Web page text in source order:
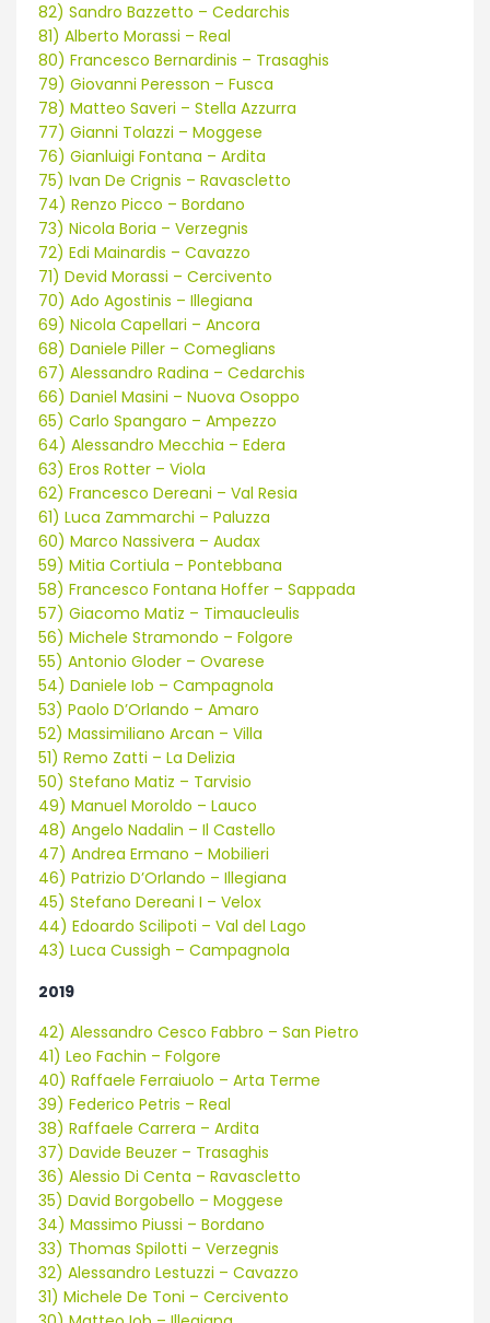
82) Sandro Bazzetto – Cedarchis
81) Alberto Morassi – Real
80) Francesco Bernardinis – Trasaghis
79) Giovanni Peresson – Fusca
78) Matteo Saveri – Stella Azzurra
77) Gianni Tolazzi – Moggese
76) Gianluigi Fontana – Ardita
75) Ivan De Crignis – Ravascletto
74) Renzo Picco – Bordano
73) Nicola Boria – Verzegnis
72) Edi Mainardis – Cavazzo
71) Devid Morassi – Cercivento
70) Ado Agostinis – Illegiana
69) Nicola Capellari – Ancora
68) Daniele Piller – Comeglians
67) Alessandro Radina – Cedarchis
66) Daniel Masini – Nuova Osoppo
65) Carlo Spangaro – Ampezzo
64) Alessandro Mecchia – Edera
63) Eros Rotter – Viola
62) Francesco Dereani – Val Resia
61) Luca Zammarchi – Paluzza
60) Marco Nassivera – Audax
59) Mitia Cortiula – Pontebbana
58) Francesco Fontana Hoffer – Sappada
57) Giacomo Matiz – Timaucleulis
56) Michele Stramondo – Folgore
55) Antonio Gloder – Ovarese
54) Daniele Iob – Campagnola
53) Paolo D’Orlando – Amaro
52) Massimiliano Arcan – Villa
51) Remo Zatti – La Delizia
50) Stefano Matiz – Tarvisio
49) Manuel Moroldo – Lauco
48) Angelo Nadalin – Il Castello
47) Andrea Ermano – Mobilieri
46) Patrizio D’Orlando – Illegiana
45) Stefano Dereani I – Velox
44) Edoardo Scilipoti – Val del Lago
43) Luca Cussigh – Campagnola
2019
42) Alessandro Cesco Fabbro – San Pietro
41) Leo Fachin – Folgore
40) Raffaele Ferraiuolo – Arta Terme
39) Federico Petris – Real
38) Raffaele Carrera – Ardita
37) Davide Beuzer – Trasaghis
36) Alessio Di Centa – Ravascletto
35) David Borgobello – Moggese
34) Massimo Piussi – Bordano
33) Thomas Spilotti – Verzegnis
32) Alessandro Lestuzzi – Cavazzo
31) Michele De Toni – Cercivento